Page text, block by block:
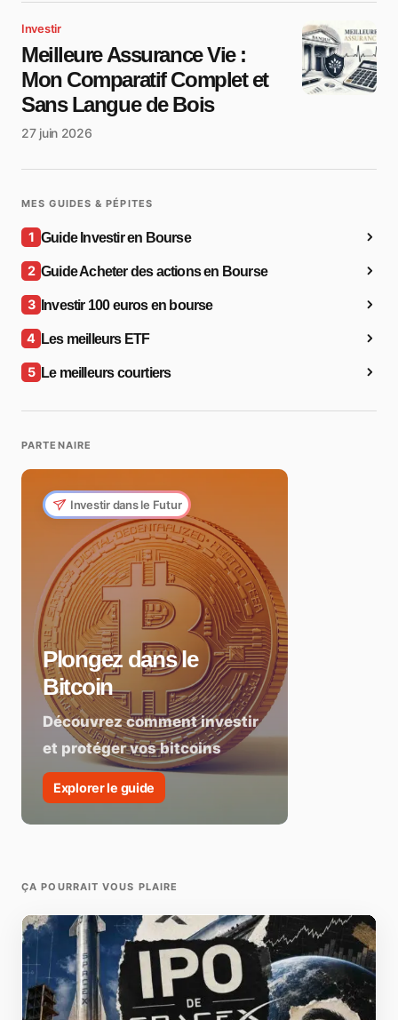
Investir
Meilleure Assurance Vie :
Mon Comparatif Complet et
Sans Langue de Bois
27 juin 2026
MES GUIDES & PÉPITES
1 Guide Investir en Bourse
2 Guide Acheter des actions en Bourse
3 Investir 100 euros en bourse
4 Les meilleurs ETF
5 Le meilleurs courtiers
PARTENAIRE
Investir dans le Futur
Plongez dans le
Bitcoin
Découvrez comment investir
et protéger vos bitcoins
Explorer le guide
ÇA POURRAIT VOUS PLAIRE